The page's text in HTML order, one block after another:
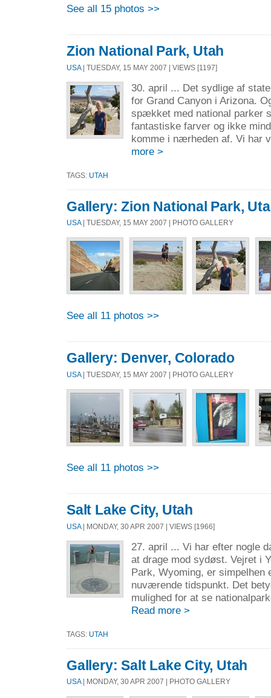
See all 15 photos >>
Zion National Park, Utah
USA| TUESDAY, 15 MAY 2007 | VIEWS [1197]
30. april ... Det sydlige af
for Grand Canyon i Arizona.
spækket med national parker
fantastiske farver og ikke
komme i nærheden af. Vi har
more >
TAGS: UTAH
Gallery: Zion National Park,
USA| TUESDAY, 15 MAY 2007 | PHOTO GALLERY
See all 11 photos >>
Gallery: Denver, Colorado
USA| TUESDAY, 15 MAY 2007 | PHOTO GALLERY
See all 11 photos >>
Salt Lake City, Utah
USA| MONDAY, 30 APR 2007 | VIEWS [1966]
27. april ... Vi har efter nogle
at drage mod sydøst. Vejret i
Park, Wyoming, er simpelhen
nuværende tidspunkt. Det
mulighed for at se
Read more >
TAGS: UTAH
Gallery: Salt Lake City, Utah
USA| MONDAY, 30 APR 2007 | PHOTO GALLERY